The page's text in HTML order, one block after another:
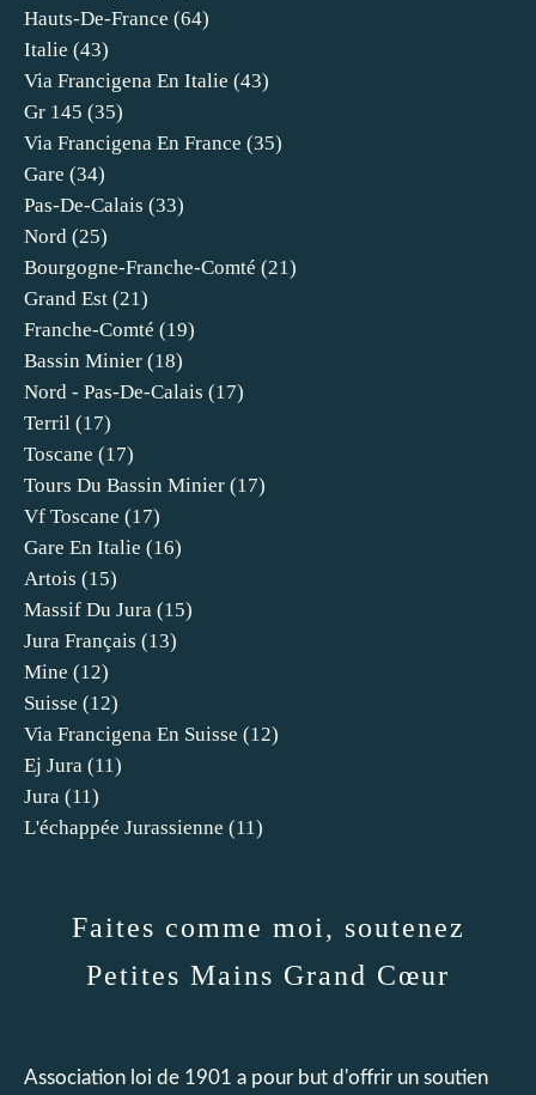
Hauts-De-France (64)
Italie (43)
Via Francigena En Italie (43)
Gr 145 (35)
Via Francigena En France (35)
Gare (34)
Pas-De-Calais (33)
Nord (25)
Bourgogne-Franche-Comté (21)
Grand Est (21)
Franche-Comté (19)
Bassin Minier (18)
Nord - Pas-De-Calais (17)
Terril (17)
Toscane (17)
Tours Du Bassin Minier (17)
Vf Toscane (17)
Gare En Italie (16)
Artois (15)
Massif Du Jura (15)
Jura Français (13)
Mine (12)
Suisse (12)
Via Francigena En Suisse (12)
Ej Jura (11)
Jura (11)
L'échappée Jurassienne (11)
Faites comme moi, soutenez
Petites Mains Grand Cœur
Association loi de 1901 a pour but d'offrir un soutien